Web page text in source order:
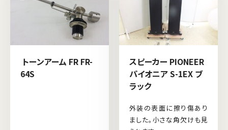
トーンアーム FR FR-
64S
スピーカー PIONEER
パイオニア S-1EX ブ
ラック
外装の表面に擦り傷あり
ました。小さな角欠けも見